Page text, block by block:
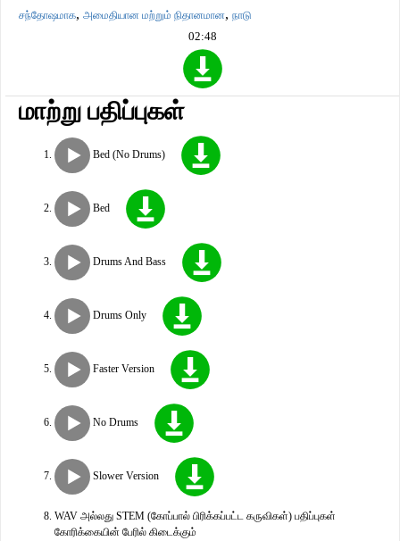
சந்தோஷமாக, அமைதியான மற்றும் நிதானமான, நாடு
02:48
மாற்று பதிப்புகள்
Bed (No Drums)
Bed
Drums And Bass
Drums Only
Faster Version
No Drums
Slower Version
WAV அல்லது STEM (கோப்பால் பிரிக்கப்பட்ட கருவிகள்) பதிப்புகள்
கோரிக்கையின் பேரில் கிடைக்கும்